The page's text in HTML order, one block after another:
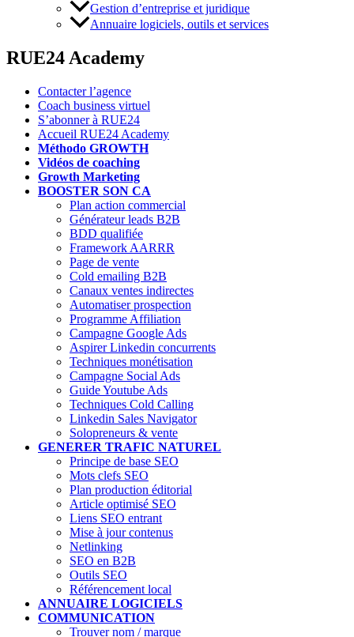
Gestion d’entreprise et juridique
Annuaire logiciels, outils et services
RUE24 Academy
Contacter l’agence
Coach business virtuel
S’abonner à RUE24
Accueil RUE24 Academy
Méthodo GROWTH
Vidéos de coaching
Growth Marketing
BOOSTER SON CA
Plan action commercial
Générateur leads B2B
BDD qualifiée
Framework AARRR
Page de vente
Cold emailing B2B
Canaux ventes indirectes
Automatiser prospection
Programme Affiliation
Campagne Google Ads
Aspirer Linkedin concurrents
Techniques monétisation
Campagne Social Ads
Guide Youtube Ads
Techniques Cold Calling
Linkedin Sales Navigator
Solopreneurs & vente
GENERER TRAFIC NATUREL
Principe de base SEO
Mots clefs SEO
Plan production éditorial
Article optimisé SEO
Liens SEO entrant
Mise à jour contenus
Netlinking
SEO en B2B
Outils SEO
Référencement local
ANNUAIRE LOGICIELS
COMMUNICATION
Trouver nom / marque